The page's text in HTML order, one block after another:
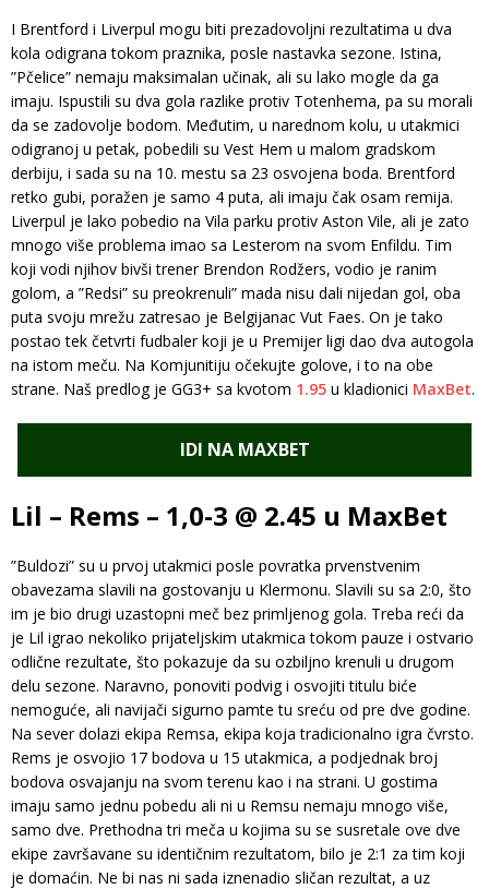
I Brentford i Liverpul mogu biti prezadovoljni rezultatima u dva
kola odigrana tokom praznika, posle nastavka sezone. Istina,
”Pčelice” nemaju maksimalan učinak, ali su lako mogle da ga
imaju. Ispustili su dva gola razlike protiv Totenhema, pa su morali
da se zadovolje bodom. Međutim, u narednom kolu, u utakmici
odigranoj u petak, pobedili su Vest Hem u malom gradskom
derbiju, i sada su na 10. mestu sa 23 osvojena boda. Brentford
retko gubi, poražen je samo 4 puta, ali imaju čak osam remija.
Liverpul je lako pobedio na Vila parku protiv Aston Vile, ali je zato
mnogo više problema imao sa Lesterom na svom Enfildu. Tim
koji vodi njihov bivši trener Brendon Rodžers, vodio je ranim
golom, a ”Redsi” su preokrenuli” mada nisu dali nijedan gol, oba
puta svoju mrežu zatresao je Belgijanac Vut Faes. On je tako
postao tek četvrti fudbaler koji je u Premijer ligi dao dva autogola
na istom meču. Na Komjunitiju očekujte golove, i to na obe
strane. Naš predlog je GG3+ sa kvotom 1.95 u kladionici MaxBet.
IDI NA MAXBET
Lil – Rems – 1,0-3 @ 2.45 u MaxBet
”Buldozi” su u prvoj utakmici posle povratka prvenstvenim
obavezama slavili na gostovanju u Klermonu. Slavili su sa 2:0, što
im je bio drugi uzastopni meč bez primljenog gola. Treba reći da
je Lil igrao nekoliko prijateljskim utakmica tokom pauze i ostvario
odlične rezultate, što pokazuje da su ozbiljno krenuli u drugom
delu sezone. Naravno, ponoviti podvig i osvojiti titulu biće
nemoguće, ali navijači sigurno pamte tu sreću od pre dve godine.
Na sever dolazi ekipa Remsa, ekipa koja tradicionalno igra čvrsto.
Rems je osvojio 17 bodova u 15 utakmica, a podjednak broj
bodova osvajanju na svom terenu kao i na strani. U gostima
imaju samo jednu pobedu ali ni u Remsu nemaju mnogo više,
samo dve. Prethodna tri meča u kojima su se susretale ove dve
ekipe završavane su identičnim rezultatom, bilo je 2:1 za tim koji
je domaćin. Ne bi nas ni sada iznenadio sličan rezultat, a uz